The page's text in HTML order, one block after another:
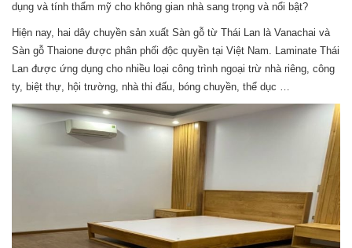
dụng và tính thẩm mỹ cho không gian nhà sang trọng và nổi bật?
Hiện nay, hai dây chuyền sản xuất Sàn gỗ từ Thái Lan là Vanachai và
Sàn gỗ Thaione được phân phối độc quyền tại Việt Nam. Laminate Thái
Lan được ứng dụng cho nhiều loại công trình ngoại trừ nhà riêng, công
ty, biệt thự, hội trường, nhà thi đấu, bóng chuyền, thể dục …